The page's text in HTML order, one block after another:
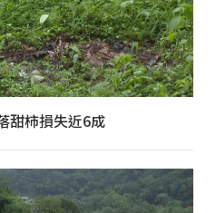
甜柿損失近6成